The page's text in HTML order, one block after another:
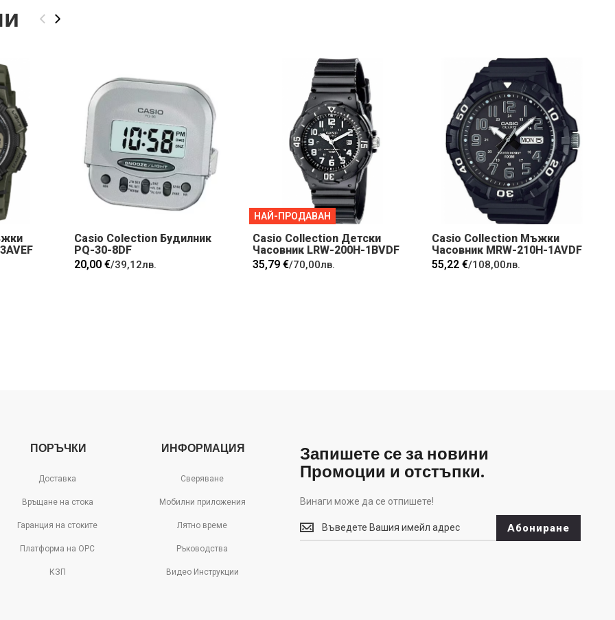
‹ ›
Casio Colection Будилник
PQ-30-8DF
20,00 €/39,12лв.
НАЙ-ПРОДАВАН
Casio Collection Детски
Часовник LRW-200H-1BVDF
35,79 €/70,00лв.
Casio Collection Мъжки
Часовник MRW-210H-1AVDF
55,22 €/108,00лв.
Запишете се за новини
Промоции и отстъпки.
Винаги може да се отпишете!
Винаги
може
Абониране
ПОРЪЧКИ
Доставка
Връщане на стока
Гаранция на стоките
Платформа на ОРС
КЗП
ИНФОРМАЦИЯ
Сверяване
Мобилни приложения
Лятно време
Ръководства
Видео Инструкции